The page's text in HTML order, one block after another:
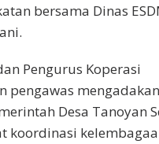
bersama Dinas
Pengurus Koperasi
pengawas
Desa Tanoyan
koordinasi